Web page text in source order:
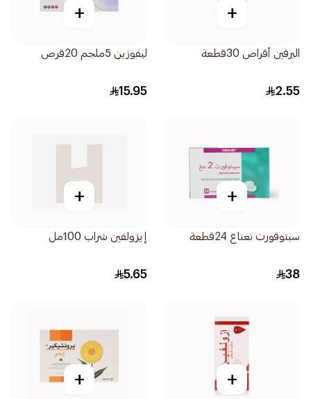
+
اليرفين أقراص 30قطعة
2.55
+
ليفوزين 5ملجم 20قرص
15.95
+
سبتوفورت نعناع 24قطعة
38
+
إيزولفين شراب 100مل
5.65
+
+